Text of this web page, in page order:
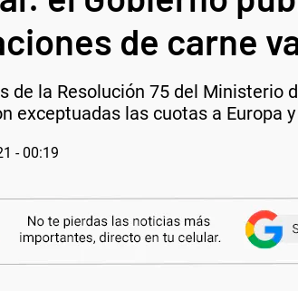
de carne
de la Resolución 75 del Ministerio
exceptuadas las cuotas a Europa
- 00:19